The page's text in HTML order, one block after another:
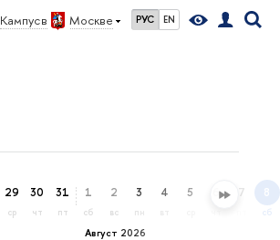
Кампус в Москве РУС EN
29
ср
30
чт
31
пт
Август 2026
1
сб
2
вс
3
пн
4 5 6 7 8
сб